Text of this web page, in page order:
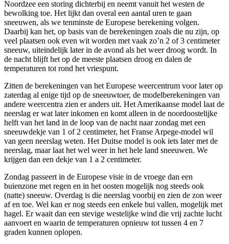
Noordzee een storing dichterbij en neemt vanuit het westen de
bewolking toe. Het lijkt dan overal een aantal uren te gaan
sneeuwen, als we tenminste de Europese berekening volgen.
Daarbij kan het, op basis van de berekeningen zoals die nu zijn, op
veel plaatsen ook even wit worden met vaak zo’n 2 of 3 centimeter
sneeuw, uiteindelijk later in de avond als het weer droog wordt. In
de nacht blijft het op de meeste plaatsen droog en dalen de
temperaturen tot rond het vriespunt.
Zitten de berekeningen van het Europese weercentrum voor later op
zaterdag al enige tijd op de sneeuwtoer, de modelberekeningen van
andere weercentra zien er anders uit. Het Amerikaanse model laat de
neerslag er wat later inkomen en komt alleen in de noordoostelijke
helft van het land in de loop van de nacht naar zondag met een
sneeuwdekje van 1 of 2 centimeter, het Franse Arpege-model wil
van geen neerslag weten. Het Duitse model is ook iets later met de
neerslag, maar laat het wel weer in het hele land sneeuwen. We
krijgen dan een dekje van 1 a 2 centimeter.
Zondag passeert in de Europese visie in de vroege dan een
buienzone met regen en in het oosten mogelijk nog steeds ook
(natte) sneeuw. Overdag is die neerslag voorbij en zien de zon weer
af en toe. Wel kan er nog steeds een enkele bui vallen, mogelijk met
hagel. Er waait dan een stevige westelijke wind die vrij zachte lucht
aanvoert en waarin de temperaturen opnieuw tot tussen 4 en 7
graden kunnen oplopen.